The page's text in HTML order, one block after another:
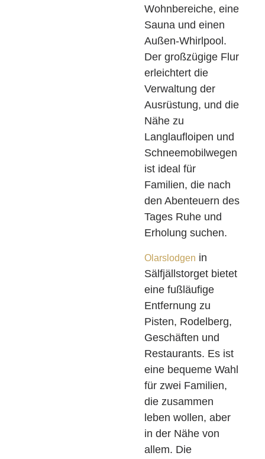
Wohnbereiche, eine
Sauna und einen
Außen-Whirlpool.
Der großzügige Flur
erleichtert die
Verwaltung der
Ausrüstung, und die
Nähe zu
Langlaufloipen und
Schneemobilwegen
ist ideal für
Familien, die nach
den Abenteuern des
Tages Ruhe und
Erholung suchen.
Olarslodgen in
Sälfjällstorget bietet
eine fußläufige
Entfernung zu
Pisten, Rodelberg,
Geschäften und
Restaurants. Es ist
eine bequeme Wahl
für zwei Familien,
die zusammen
leben wollen, aber
in der Nähe von
allem. Die